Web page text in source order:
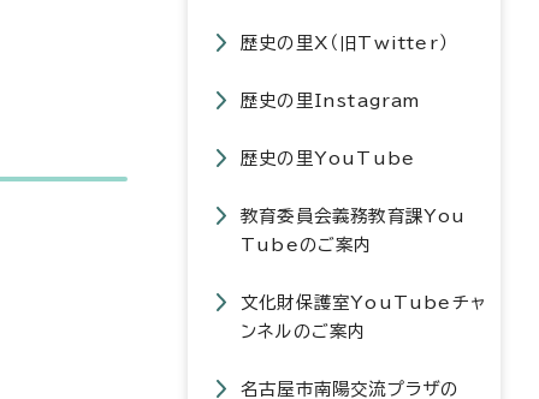
歴史の里X（旧Twitter）
歴史の里Instagram
歴史の里YouTube
教育委員会義務教育課You
Tubeのご案内
文化財保護室YouTubeチャ
ンネルのご案内
名古屋市南陽交流プラザの